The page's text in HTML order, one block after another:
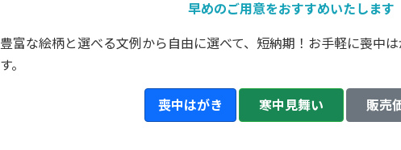
早めのご用意をおすすめいたします
豊富な絵柄と選べる文例から自由に選べて、短納期！お手軽に喪中
す。
喪中はがき 寒中見舞い 販売